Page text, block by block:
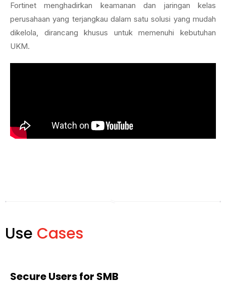
Fortinet menghadirkan keamanan dan jaringan kelas
perusahaan yang terjangkau dalam satu solusi yang mudah
dikelola, dirancang khusus untuk memenuhi kebutuhan
UKM.
Use Cases
Secure Users for SMB